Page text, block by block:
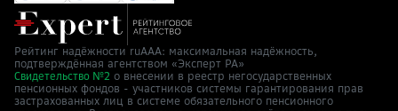
Рейтинг надёжности ruAAA: максимальная надёжность,
подтверждённая агентством «Эксперт РА»
Свидетельство №2 о внесении в реестр негосударственных
пенсионных фондов - участников системы гарантирования прав
застрахованных лиц в системе обязательного пенсионного